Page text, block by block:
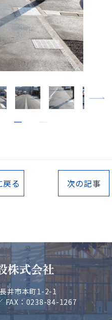
戻る 次の記事
井市本町1-2-1
FAX：0238-84-1267